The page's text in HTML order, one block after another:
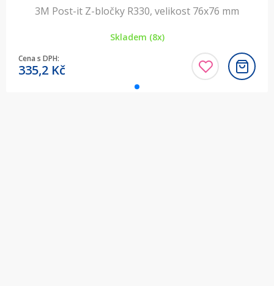
3M Post-it Z-bločky R330, velikost 76x76 mm
Skladem (8x)
Cena s DPH:
335,2 Kč